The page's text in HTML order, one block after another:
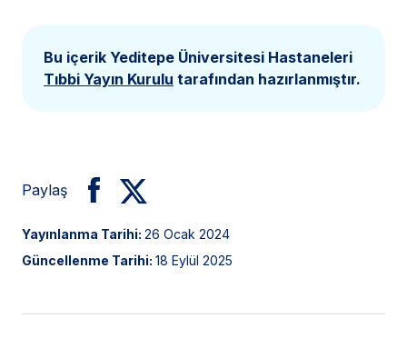
Bu içerik Yeditepe Üniversitesi Hastaneleri
Tıbbi Yayın Kurulu tarafından hazırlanmıştır.
Paylaş
Yayınlanma Tarihi: 26 Ocak 2024
Güncellenme Tarihi: 18 Eylül 2025